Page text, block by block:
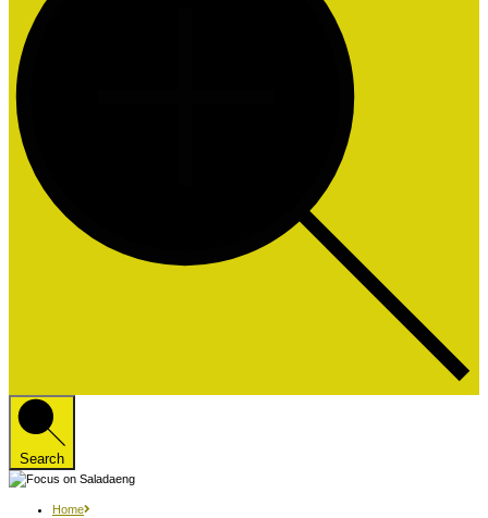
Search
Home